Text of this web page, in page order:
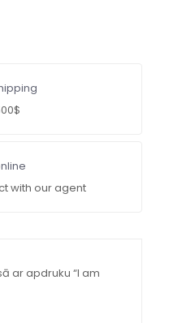
with our agent
ar apdruku “I am